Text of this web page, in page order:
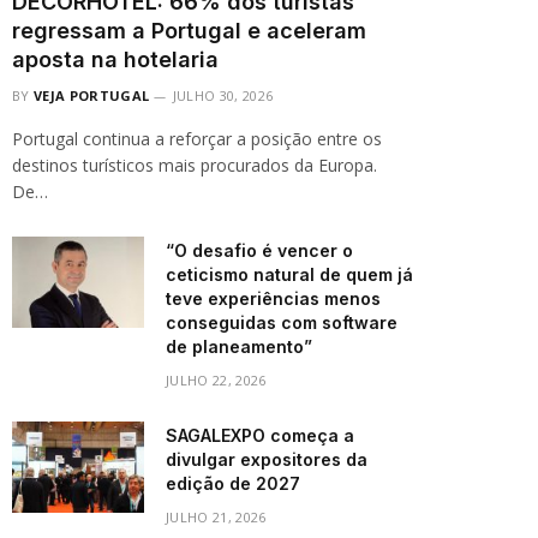
regressam a Portugal e aceleram
aposta na hotelaria
BY VEJA PORTUGAL JULHO 30, 2026
Portugal continua a reforçar a posição entre os
destinos turísticos mais procurados da Europa.
De…
“O desafio é vencer o
ceticismo natural de quem já
teve experiências menos
conseguidas com software
de planeamento”
JULHO 22, 2026
SAGALEXPO começa a
divulgar expositores da
edição de 2027
JULHO 21, 2026